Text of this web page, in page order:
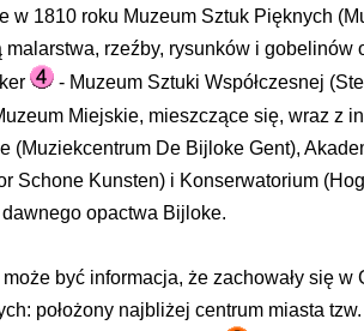
w 1810 roku Muzeum Sztuk Pięknych
rzeźby, rysunków i gobelinów
- Muzeum Sztuki Współczesnej
Miejskie, mieszczące się, wraz z
(Muziekcentrum De Bijloke Gent),
Schone Kunsten) i Konserwatorium
opactwa Bijloke.
być informacja, że zachowały się w
położony najbliżej centrum miasta